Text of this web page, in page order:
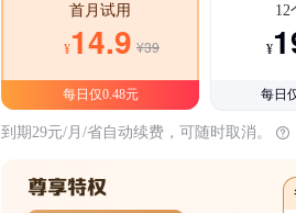
首月试用
¥14.9 ¥39
每日仅0.48元
12
¥
每日
到期29元/月/省自动续费，可随时取消。